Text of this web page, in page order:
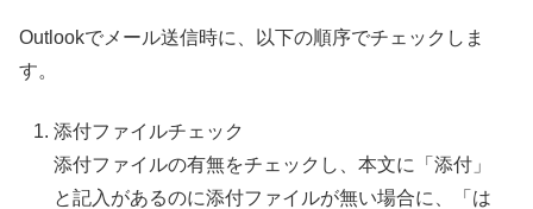
Outlookでメール送信時に、以下の順序でチェックしま
す。
添付ファイルチェック
添付ファイルの有無をチェックし、本文に「添付」
と記入があるのに添付ファイルが無い場合に、「は